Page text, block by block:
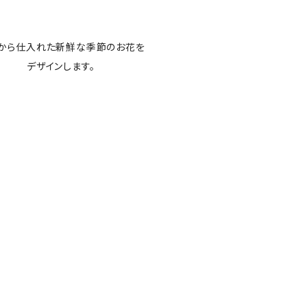
ら仕入れた新鮮な季節のお花を
デザインします。